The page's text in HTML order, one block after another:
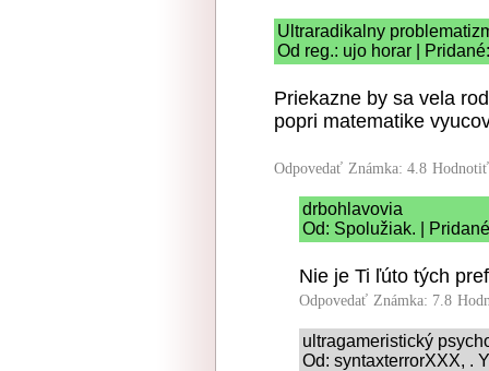
Ultraradikalny
Od reg.: ujo horar |
Priekazne by sa vela
popri matematike
Odpovedať Známka: 4.8
drbohlavovia
Od: Spolužiak. |
Nie je Ti ľúto tých
Odpovedať Známka: 7.8
ultragameristický
Od: syntaxterrorXXX, .